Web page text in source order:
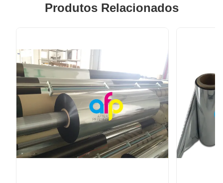
Produtos Relacionados